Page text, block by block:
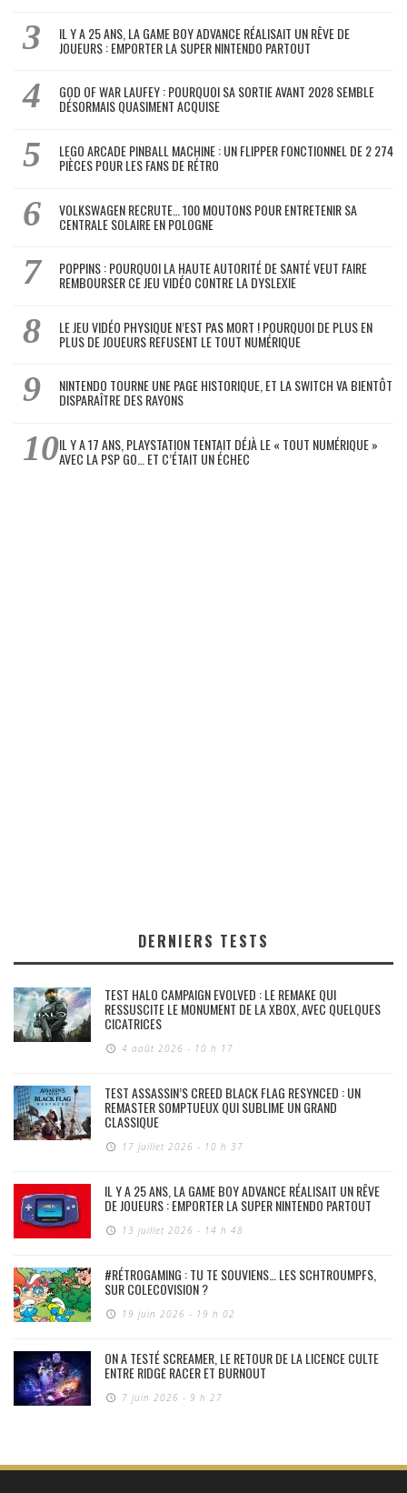
IL Y A 25 ANS, LA GAME BOY ADVANCE RÉALISAIT UN RÊVE DE
JOUEURS : EMPORTER LA SUPER NINTENDO PARTOUT
GOD OF WAR LAUFEY : POURQUOI SA SORTIE AVANT 2028 SEMBLE
DÉSORMAIS QUASIMENT ACQUISE
LEGO ARCADE PINBALL MACHINE : UN FLIPPER FONCTIONNEL DE 2 274
PIÈCES POUR LES FANS DE RÉTRO
VOLKSWAGEN RECRUTE… 100 MOUTONS POUR ENTRETENIR SA
CENTRALE SOLAIRE EN POLOGNE
POPPINS : POURQUOI LA HAUTE AUTORITÉ DE SANTÉ VEUT FAIRE
REMBOURSER CE JEU VIDÉO CONTRE LA DYSLEXIE
LE JEU VIDÉO PHYSIQUE N’EST PAS MORT ! POURQUOI DE PLUS EN
PLUS DE JOUEURS REFUSENT LE TOUT NUMÉRIQUE
NINTENDO TOURNE UNE PAGE HISTORIQUE, ET LA SWITCH VA BIENTÔT
DISPARAÎTRE DES RAYONS
IL Y A 17 ANS, PLAYSTATION TENTAIT DÉJÀ LE « TOUT NUMÉRIQUE »
AVEC LA PSP GO… ET C’ÉTAIT UN ÉCHEC
DERNIERS TESTS
TEST HALO CAMPAIGN EVOLVED : LE REMAKE QUI
RESSUSCITE LE MONUMENT DE LA XBOX, AVEC QUELQUES
CICATRICES
4 août 2026 - 10 h 17
TEST ASSASSIN’S CREED BLACK FLAG RESYNCED : UN
REMASTER SOMPTUEUX QUI SUBLIME UN GRAND
CLASSIQUE
17 juillet 2026 - 10 h 37
IL Y A 25 ANS, LA GAME BOY ADVANCE RÉALISAIT UN RÊVE
DE JOUEURS : EMPORTER LA SUPER NINTENDO PARTOUT
13 juillet 2026 - 14 h 48
#RÉTROGAMING : TU TE SOUVIENS… LES SCHTROUMPFS,
SUR COLECOVISION ?
19 juin 2026 - 19 h 02
ON A TESTÉ SCREAMER, LE RETOUR DE LA LICENCE CULTE
ENTRE RIDGE RACER ET BURNOUT
7 juin 2026 - 9 h 27